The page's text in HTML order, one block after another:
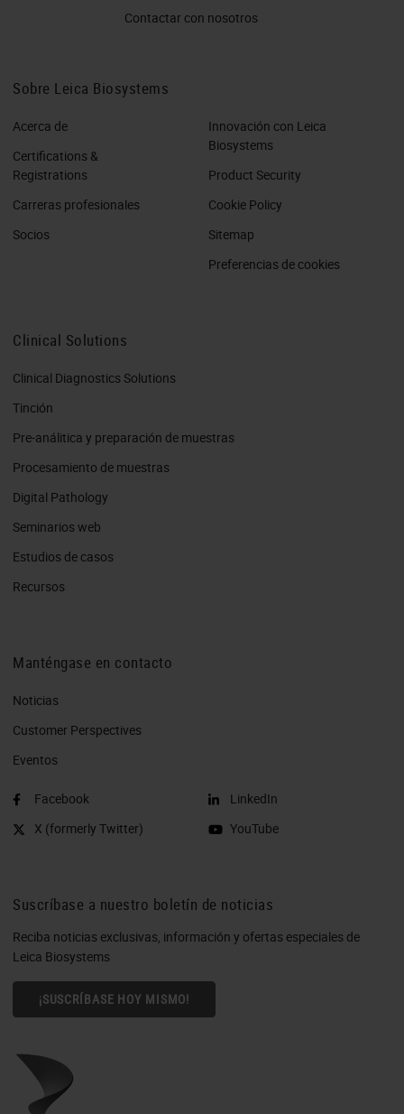
Contactar con nosotros
Sobre Leica Biosystems
Acerca de
Certifications &
Registrations
Carreras profesionales
Socios
Innovación con Leica
Biosystems
Product Security
Cookie Policy
Sitemap
Preferencias de cookies
Clinical Solutions
Clinical Diagnostics Solutions
Tinción
Pre-análitica y preparación de muestras
Procesamiento de muestras
Digital Pathology
Seminarios web
Estudios de casos
Recursos
Manténgase en contacto
Noticias
Customer Perspectives​
Eventos
Facebook
X (formerly Twitter)
LinkedIn
YouTube
Suscríbase a nuestro boletín de noticias
Reciba noticias exclusivas, información y ofertas especiales de
Leica Biosystems
¡SUSCRÍBASE HOY MISMO!